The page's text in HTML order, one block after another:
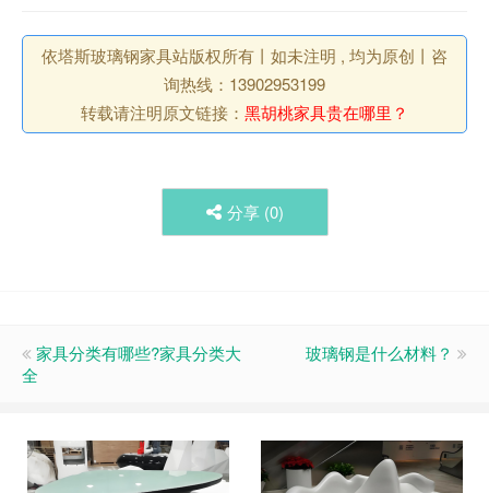
依塔斯玻璃钢家具站版权所有丨如未注明 , 均为原创丨咨
询热线：13902953199
转载请注明原文链接： 黑胡桃家具贵在哪里？
分享 (0)
家具分类有哪些?家具分类大
全
玻璃钢是什么材料？